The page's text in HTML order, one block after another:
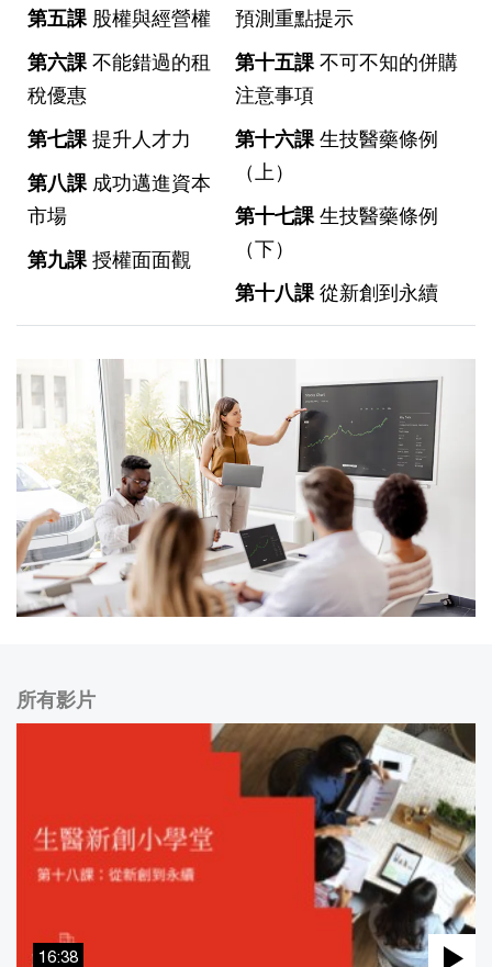
第五課 股權與經營權
第六課 不能錯過的租
稅優惠
第七課 提升人才力
第八課 成功邁進資本
市場
第九課 授權面面觀
預測重點提示
第十五課 不可不知的併購
注意事項
第十六課 生技醫藥條例
（上）
第十七課 生技醫藥條例
（下）
第十八課 從新創到永續
所有影片
16:38